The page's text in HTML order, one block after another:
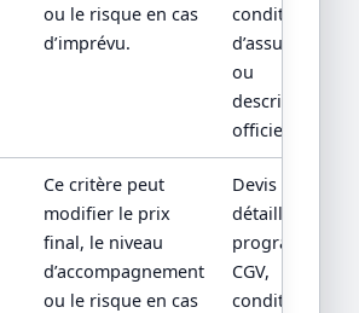
ou le risque en cas
d’imprévu.
conditions
d’assurance
ou
descriptif
officiel.
Ce critère peut
modifier le prix
final, le niveau
d’accompagnement
ou le risque en cas
Devis
détaillé,
programme,
CGV,
conditions